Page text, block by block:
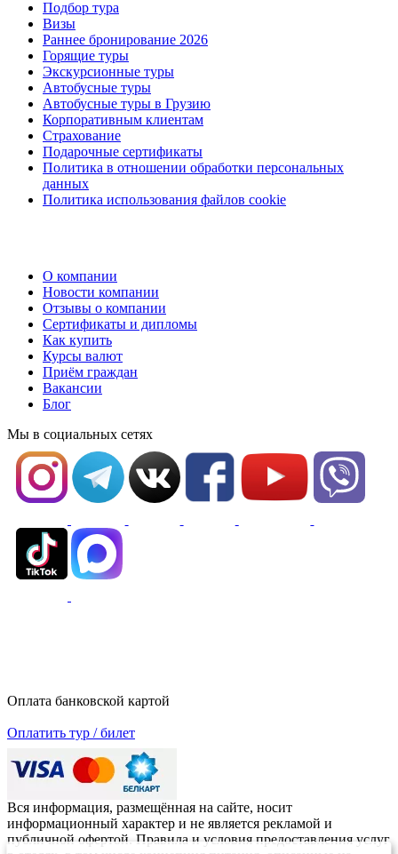
Подбор тура
Визы
Раннее бронирование 2026
Горящие туры
Экскурсионные туры
Автобусные туры
Автобусные туры в Грузию
Корпоративным клиентам
Страхование
Подарочные сертификаты
Политика в отношении обработки персональных
данных
Политика использования файлов cookie
О компании
Новости компании
Отзывы о компании
Сертификаты и дипломы
Как купить
Курсы валют
Приём граждан
Вакансии
Блог
Мы в социальных сетях
Оплата банковской картой
Оплатить тур / билет
Вся информация, размещённая на сайте, носит
информационный характер и не является рекламой и
публичной офертой. Правила и условия предоставления услуг